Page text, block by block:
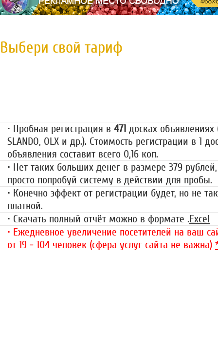
Выбери свой тариф
• Пробная регистрация в 471 досках объявлениях
SLANDO, OLX и др.). Стоимость регистрации в 1
объявления составит всего 0,16 коп.
• Нет таких больших денег в размере 379
просто попробуй систему в действии для пробы.
• Конечно эффект от регистрации будет, но не
платной.
• Скачать полный отчёт можно в формате .Excel
• Ежедневное увеличение посетителей на ваш
от 19 - 104 человек (сфера услуг сайта не важна)